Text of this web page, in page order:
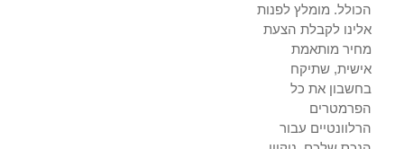
הכולל. מומלץ לפנות
אלינו לקבלת הצעת
מחיר מותאמת
אישית, שתיקח
בחשבון את כל
הפרמטרים
הרלוונטיים עבור